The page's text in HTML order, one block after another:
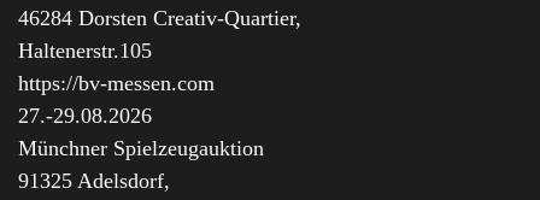
46284 Dorsten Creativ-Quartier,
Haltenerstr.105
https://bv-messen.com
27.-29.08.2026
Münchner Spielzeugauktion
91325 Adelsdorf,